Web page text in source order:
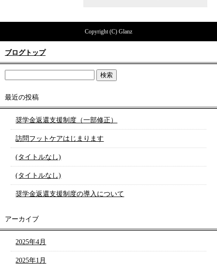
Copyright (C) Glanz
ブログトップ
最近の投稿
奨学金返還支援制度（一部修正）
訪問フットケアはじまります
(タイトルなし)
(タイトルなし)
奨学金返還支援制度の導入について
アーカイブ
2025年4月
2025年1月